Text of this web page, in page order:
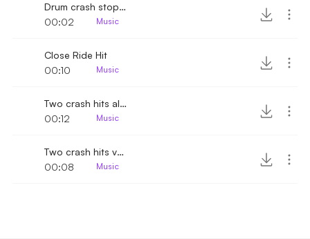
Drum crash stopped
00:02
Music
Close Ride Hit
00:10
Music
Two crash hits almost simultaneously
00:12
Music
Two crash hits variant
00:08
Music